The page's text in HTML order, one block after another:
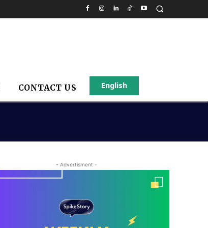
CONTACT US English
- Advertisment -